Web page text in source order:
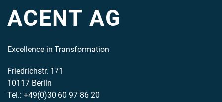
ACENT AG
Excellence in Transformation
Friedrichstr. 171
10117 Berlin
Tel.: +49(0)30 60 97 86 20